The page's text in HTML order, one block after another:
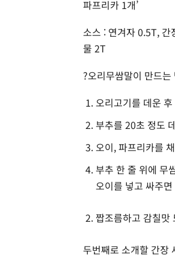
파프리카 1개’
소스 : 연겨자 0.5T,
물 2T
?오리무쌈말이 만드는
오리고기를 데운
부추를 20초 정도
오이, 파프리카를
부추 한 줄 위에 무
오이를 넣고 싸주면
짭조름하고 감칠맛
두번째로 소개할 간장